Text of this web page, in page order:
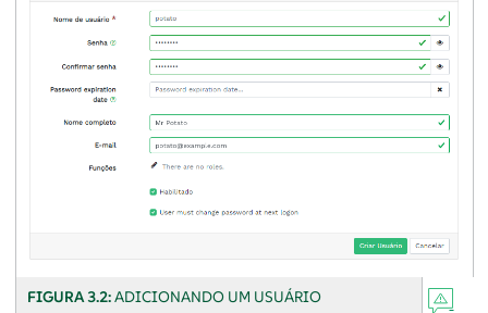
FIGURA 3.2:ADICIONANDO UM USUÁRIO